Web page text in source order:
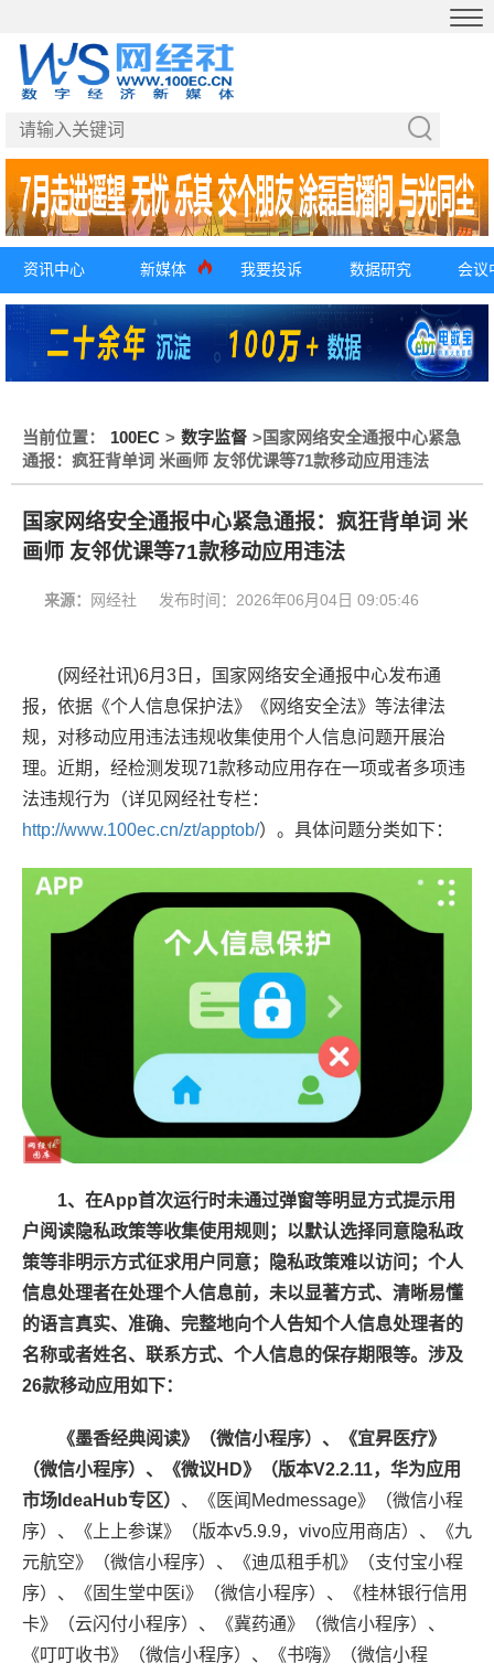
资讯中心 新媒体 我要投诉 数据研究 会议
当前位置： 100EC > 数字监督 >国家网络安全通报中心紧急
通报：疯狂背单词 米画师 友邻优课等71款移动应用违法
国家网络安全通报中心紧急通报：疯狂背单词 米
画师 友邻优课等71款移动应用违法
来源： 网经社 发布时间： 2026年06月04日 09:05:46
(网经社讯)6月3日，国家网络安全通报中心发布通
报，依据《个人信息保护法》《网络安全法》等法律法
规，对移动应用违法违规收集使用个人信息问题开展治
理。近期，经检测发现71款移动应用存在一项或者多项违
法违规行为（详见网经社专栏：
http://www.100ec.cn/zt/apptob/）。具体问题分类如下：
1、在App首次运行时未通过弹窗等明显方式提示用
户阅读隐私政策等收集使用规则；以默认选择同意隐私政
策等非明示方式征求用户同意；隐私政策难以访问；个人
信息处理者在处理个人信息前，未以显著方式、清晰易懂
的语言真实、准确、完整地向个人告知个人信息处理者的
名称或者姓名、联系方式、个人信息的保存期限等。涉及
26款移动应用如下：
《墨香经典阅读》（微信小程序）、《宜昇医疗》
（微信小程序）、《微议HD》（版本V2.2.11，华为应用
市场IdeaHub专区） 、《医闻Medmessage》（微信小程
序）、《上上参谋》（版本v5.9.9，vivo应用商店）、《九
元航空》（微信小程序）、《迪瓜租手机》（支付宝小程
序）、《固生堂中医i》（微信小程序）、《桂林银行信用
卡》（云闪付小程序）、《冀药通》（微信小程序）、
《叮叮收书》（微信小程序）、《书嗨》（微信小程